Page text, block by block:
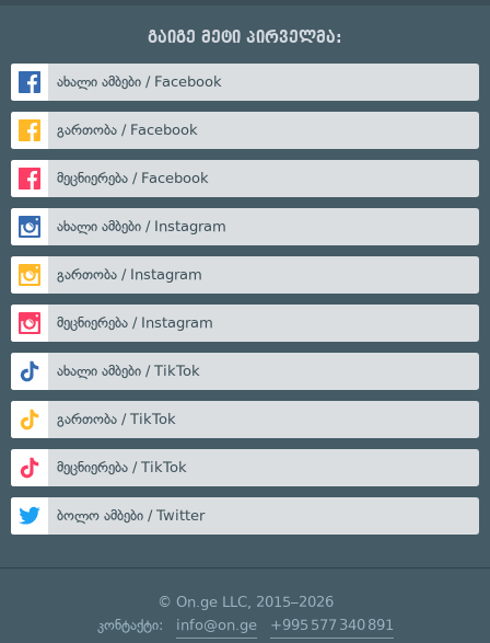
გაიგე მეტი პირველმა:
ახალი ამბები / Facebook
გართობა / Facebook
მეცნიერება / Facebook
ახალი ამბები / Instagram
გართობა / Instagram
მეცნიერება / Instagram
ახალი ამბები / TikTok
გართობა / TikTok
მეცნიერება / TikTok
ბოლო ამბები / Twitter
© On.ge LLC, 2015–2026
კონტაქტი: info@on.ge +995 577 340 891